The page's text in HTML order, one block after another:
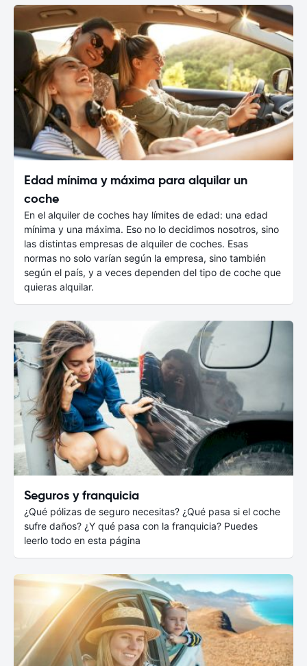
Edad mínima y máxima para alquilar un
coche
En el alquiler de coches hay límites de edad: una edad
mínima y una máxima. Eso no lo decidimos nosotros, sino
las distintas empresas de alquiler de coches. Esas
normas no solo varían según la empresa, sino también
según el país, y a veces dependen del tipo de coche que
quieras alquilar.
Seguros y franquicia
¿Qué pólizas de seguro necesitas? ¿Qué pasa si el coche
sufre daños? ¿Y qué pasa con la franquicia? Puedes
leerlo todo en esta página